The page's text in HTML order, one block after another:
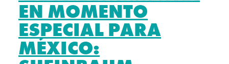
EN MOMENTO
ESPECIAL PARA
MÉXICO: